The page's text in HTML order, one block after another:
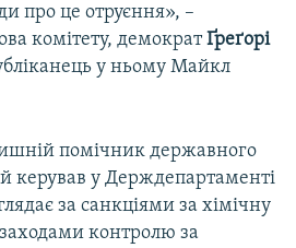
про це отруєння», –
комітету, демократҐреґорі
у ньому Майкл
помічник державного
керував у Держдепартаменті
за санкціями за хімічну
контролю за